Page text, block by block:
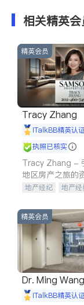
相关精英
精英会员
Tracy Zhang
iTalkBB精英认
执照已核实
Tracy Zhang -
地区房产之旅的
地产经纪
地产经
商铺租售
开发
精英会员
Dr. Ming Wang
iTalkBB精英认